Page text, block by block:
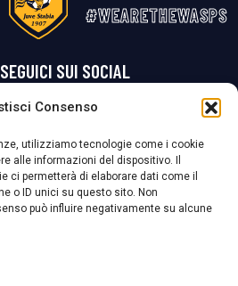
Consenso
utilizziamo tecnologie come i cookie
alle informazioni del dispositivo. Il
ci permetterà di elaborare dati come il
o ID unici su questo sito. Non
può influire negativamente su alcune
#WEARETHEWASPS
SEGUICI SUI SOCIAL
Dati Personali (DPO), figura specializzata che vigila sulle modalità adottate dalla
per tutelare i Suoi dati personali.